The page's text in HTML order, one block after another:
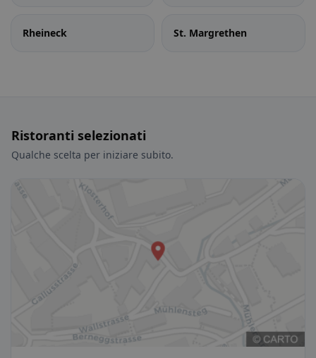
Rheineck St. Margrethen
Ristoranti selezionati
Qualche scelta per iniziare subito.